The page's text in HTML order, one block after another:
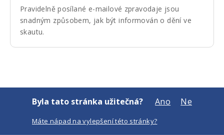
Pravidelně posílané e-mailové zpravodaje jsou
snadným způsobem, jak být informován o dění ve
skautu.
Byla tato stránka užitečná? Ano Ne
Máte nápad na vylepšení této stránky?